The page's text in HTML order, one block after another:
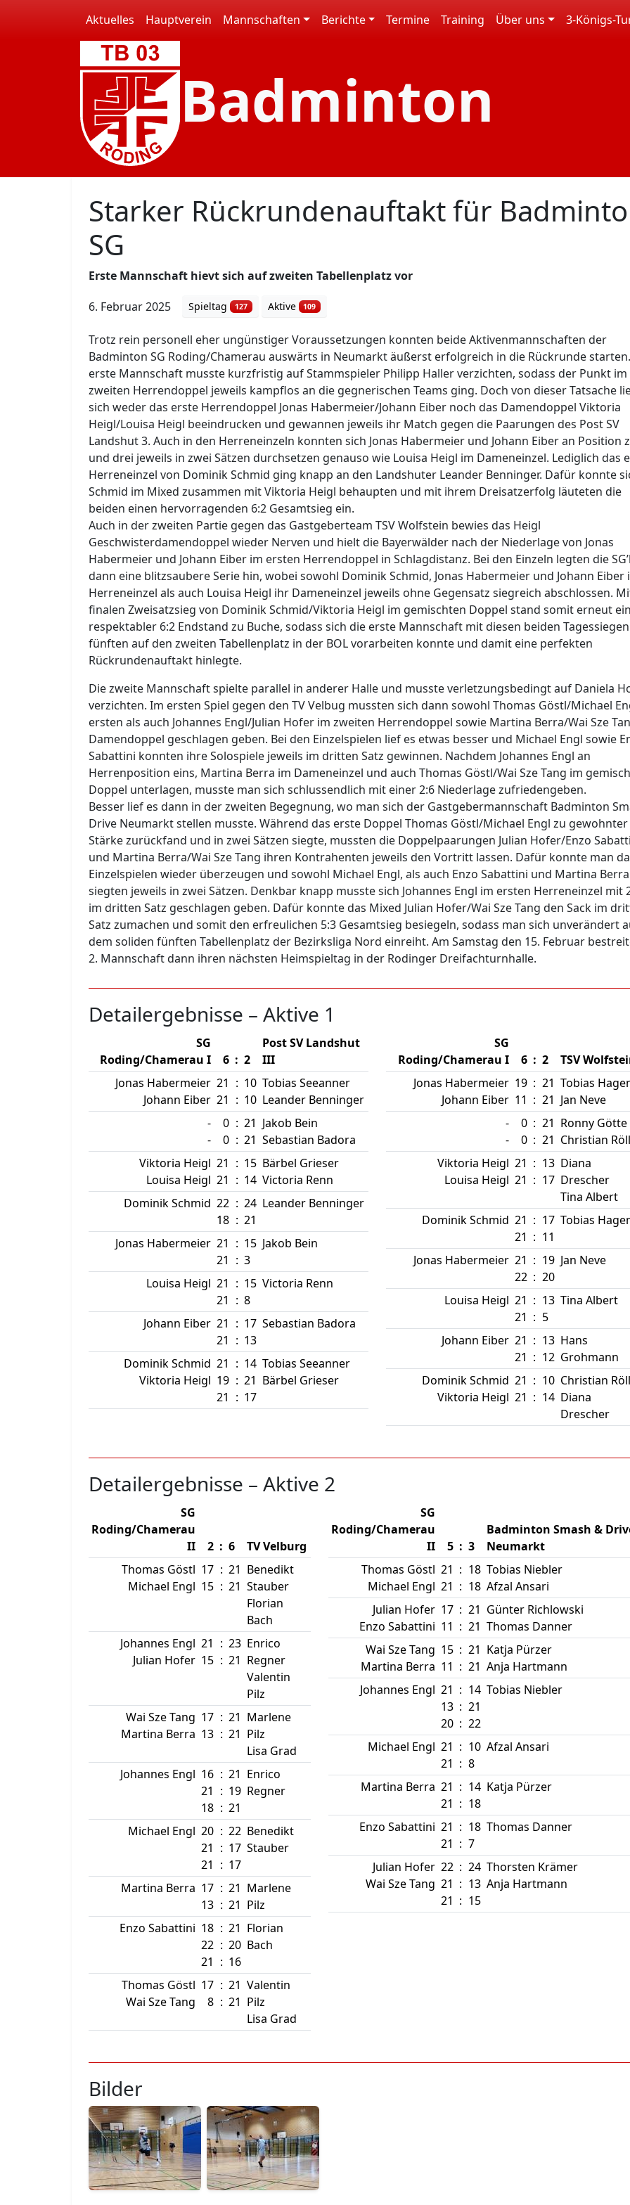
Aktuelles Hauptverein Mannschaften Berichte Termine Training Über uns 3-Königs-
Badminton
Starker Rückrundenauftakt für
SG
Erste Mannschaft hievt sich auf zweiten Tabellenplatz vor
6. Februar 2025
Spieltag 127 Aktive 109
Trotz rein personell eher ungünstiger Voraussetzungen konnten beide Aktivenmannschaften der
Badminton SG Roding/Chamerau auswärts in Neumarkt äußerst erfolgreich in die Rückrunde
erste Mannschaft musste kurzfristig auf Stammspieler Philipp Haller verzichten, sodass der Punkt im
zweiten Herrendoppel jeweils kampflos an die gegnerischen Teams ging. Doch von dieser Tatsache
sich weder das erste Herrendoppel Jonas Habermeier/Johann Eiber noch das Damendoppel Viktoria
Heigl/Louisa Heigl beeindrucken und gewannen jeweils ihr Match gegen die Paarungen des Post SV
Landshut 3. Auch in den Herreneinzeln konnten sich Jonas Habermeier und Johann Eiber an Position
und drei jeweils in zwei Sätzen durchsetzen genauso wie Louisa Heigl im Dameneinzel. Lediglich das
Herreneinzel von Dominik Schmid ging knapp an den Landshuter Leander Benninger. Dafür konnte
Schmid im Mixed zusammen mit Viktoria Heigl behaupten und mit ihrem Dreisatzerfolg läuteten die
beiden einen hervorragenden 6:2 Gesamtsieg ein.
Auch in der zweiten Partie gegen das Gastgeberteam TSV Wolfstein bewies das Heigl
Geschwisterdamendoppel wieder Nerven und hielt die Bayerwälder nach der Niederlage von Jonas
Habermeier und Johann Eiber im ersten Herrendoppel in Schlagdistanz. Bei den Einzeln legten die
dann eine blitzsaubere Serie hin, wobei sowohl Dominik Schmid, Jonas Habermeier und Johann Eiber
Herreneinzel als auch Louisa Heigl ihr Dameneinzel jeweils ohne Gegensatz siegreich abschlossen.
finalen Zweisatzsieg von Dominik Schmid/Viktoria Heigl im gemischten Doppel stand somit erneut
respektabler 6:2 Endstand zu Buche, sodass sich die erste Mannschaft mit diesen beiden
fünften auf den zweiten Tabellenplatz in der BOL vorarbeiten konnte und damit eine perfekten
Rückrundenauftakt hinlegte.
Die zweite Mannschaft spielte parallel in anderer Halle und musste verletzungsbedingt auf Daniela
verzichten. Im ersten Spiel gegen den TV Velbug mussten sich dann sowohl Thomas Göstl/Michael
ersten als auch Johannes Engl/Julian Hofer im zweiten Herrendoppel sowie Martina Berra/Wai Sze
Damendoppel geschlagen geben. Bei den Einzelspielen lief es etwas besser und Michael Engl sowie
Sabattini konnten ihre Solospiele jeweils im dritten Satz gewinnen. Nachdem Johannes Engl an
Herrenposition eins, Martina Berra im Dameneinzel und auch Thomas Göstl/Wai Sze Tang im
Doppel unterlagen, musste man sich schlussendlich mit einer 2:6 Niederlage zufriedengeben.
Besser lief es dann in der zweiten Begegnung, wo man sich der Gastgebermannschaft Badminton
Drive Neumarkt stellen musste. Während das erste Doppel Thomas Göstl/Michael Engl zu gewohnter
Stärke zurückfand und in zwei Sätzen siegte, mussten die Doppelpaarungen Julian Hofer/Enzo
und Martina Berra/Wai Sze Tang ihren Kontrahenten jeweils den Vortritt lassen. Dafür konnte man
Einzelspielen wieder überzeugen und sowohl Michael Engl, als auch Enzo Sabattini und Martina Berra
siegten jeweils in zwei Sätzen. Denkbar knapp musste sich Johannes Engl im ersten Herreneinzel mit
im dritten Satz geschlagen geben. Dafür konnte das Mixed Julian Hofer/Wai Sze Tang den Sack im
Satz zumachen und somit den erfreulichen 5:3 Gesamtsieg besiegeln, sodass man sich unverändert
dem soliden fünften Tabellenplatz der Bezirksliga Nord einreiht. Am Samstag den 15. Februar
2. Mannschaft dann ihren nächsten Heimspieltag in der Rodinger Dreifachturnhalle.
Detailergebnisse – Aktive 1
SG
Roding/Chamerau I
6 : 2
Post SV Landshut
III
Jonas Habermeier
Johann Eiber
21
21
:
:
10
10
Tobias Seeanner
Leander Benninger
-
-
0
0
:
:
21
21
Jakob Bein
Sebastian Badora
Viktoria Heigl
Louisa Heigl
21
21
:
:
15
14
Bärbel Grieser
Victoria Renn
Dominik Schmid 22
18
:
:
24
21
Leander Benninger
Jonas Habermeier 21
21
:
:
15
3
Jakob Bein
Louisa Heigl 21
21
:
:
15
8
Victoria Renn
Johann Eiber 21
21
:
:
17
13
Sebastian Badora
Dominik Schmid
Viktoria Heigl
21
19
21
:
:
:
14
21
17
Tobias Seeanner
Bärbel Grieser
SG
Roding/Chamerau I
6 : 2
TSV
Jonas Habermeier
Johann Eiber
19
11
:
:
21
21
Tobias
Jan Neve
-
-
0
0
:
:
21
21
Ronny Götte
Christian Röll
Viktoria Heigl
Louisa Heigl
21
21
:
:
13
17
Diana
Drescher
Tina Albert
Dominik Schmid 21
21
:
:
17
11
Tobias
Jonas Habermeier 21
22
:
:
19
20
Jan Neve
Louisa Heigl 21
21
:
:
13
5
Tina Albert
Johann Eiber 21
21
:
:
13
12
Hans
Grohmann
Dominik Schmid
Viktoria Heigl
21
21
:
:
10
14
Christian Röll
Diana
Drescher
Detailergebnisse – Aktive 2
SG
Roding/Chamerau
II
2 : 6
TV Velburg
Thomas Göstl
Michael Engl
17
15
:
:
21
21
Benedikt
Stauber
Florian
Bach
Johannes Engl
Julian Hofer
21
15
:
:
23
21
Enrico
Regner
Valentin
Pilz
Wai Sze Tang
Martina Berra
17
13
:
:
21
21
Marlene
Pilz
Lisa Grad
Johannes Engl 16
21
18
:
:
:
21
19
21
Enrico
Regner
Michael Engl 20
21
21
:
:
:
22
17
17
Benedikt
Stauber
Martina Berra 17
13
:
:
21
21
Marlene
Pilz
Enzo Sabattini 18
22
21
:
:
:
21
20
16
Florian
Bach
Thomas Göstl
Wai Sze Tang
17
8
:
:
21
21
Valentin
Pilz
Lisa Grad
SG
Roding/Chamerau
II
5 : 3
Badminton Smash &
Neumarkt
Thomas Göstl
Michael Engl
21
21
:
:
18
18
Tobias Niebler
Afzal Ansari
Julian Hofer
Enzo Sabattini
17
11
:
:
21
21
Günter Richlowski
Thomas Danner
Wai Sze Tang
Martina Berra
15
11
:
:
21
21
Katja Pürzer
Anja Hartmann
Johannes Engl 21
13
20
:
:
:
14
21
22
Tobias Niebler
Michael Engl 21
21
:
:
10
8
Afzal Ansari
Martina Berra 21
21
:
:
14
18
Katja Pürzer
Enzo Sabattini 21
21
:
:
18
7
Thomas Danner
Julian Hofer
Wai Sze Tang
22
21
21
:
:
:
24
13
15
Thorsten Krämer
Anja Hartmann
Bilder